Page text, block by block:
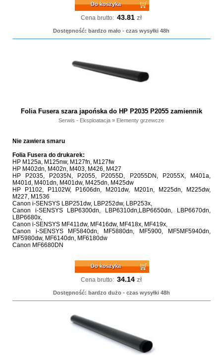
Do koszyka
Cena brutto: 43.81 zł
Dostępność: bardzo mało - czas wysyłki 48h
Folia Fusera szara japońska do HP P2035 P2055 zamiennik
Serwis - Eksploatacja » Elementy grzewcze
Nie zawiera smaru
Folia Fusera do drukarek:
HP M125a, M125nw, M127fn, M127fw
HP M402dn, M402n, M403, M426, M427
HP P2035, P2035N, P2055, P2055D, P2055DN, P2055X, M401a,
M401d, M401dn, M401dw, M425dn, M425dw
HP P1102, P1102W, P1606dn, M201dw, M201n, M225dn, M225dw,
M227, M1536
Canon i-SENSYS LBP251dw, LBP252dw, LBP253x,
Canon i-SENSYS LBP6300dn, LBP6310dn,LBP6650dn, LBP6670dn,
LBP6680x,
Canon i-SENSYS MF411dw, MF416dw, MF418x, MF419x,
Canon i-SENSYS MF5840dn, MF5880dn, MF5900, MF5MF5940dn,
MF5980dw, MF6140dn, MF6180dw
Canon MF6680DN
Do koszyka
Cena brutto: 34.14 zł
Dostępność: bardzo dużo - czas wysyłki 48h